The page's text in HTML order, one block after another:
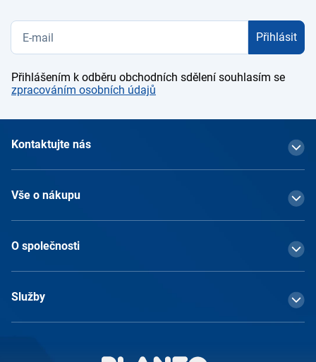
Přihlásit
Přihlášením k odběru obchodních sdělení souhlasím se
zpracováním osobních údajů
Kontaktujte nás
Vše o nákupu
O společnosti
Služby